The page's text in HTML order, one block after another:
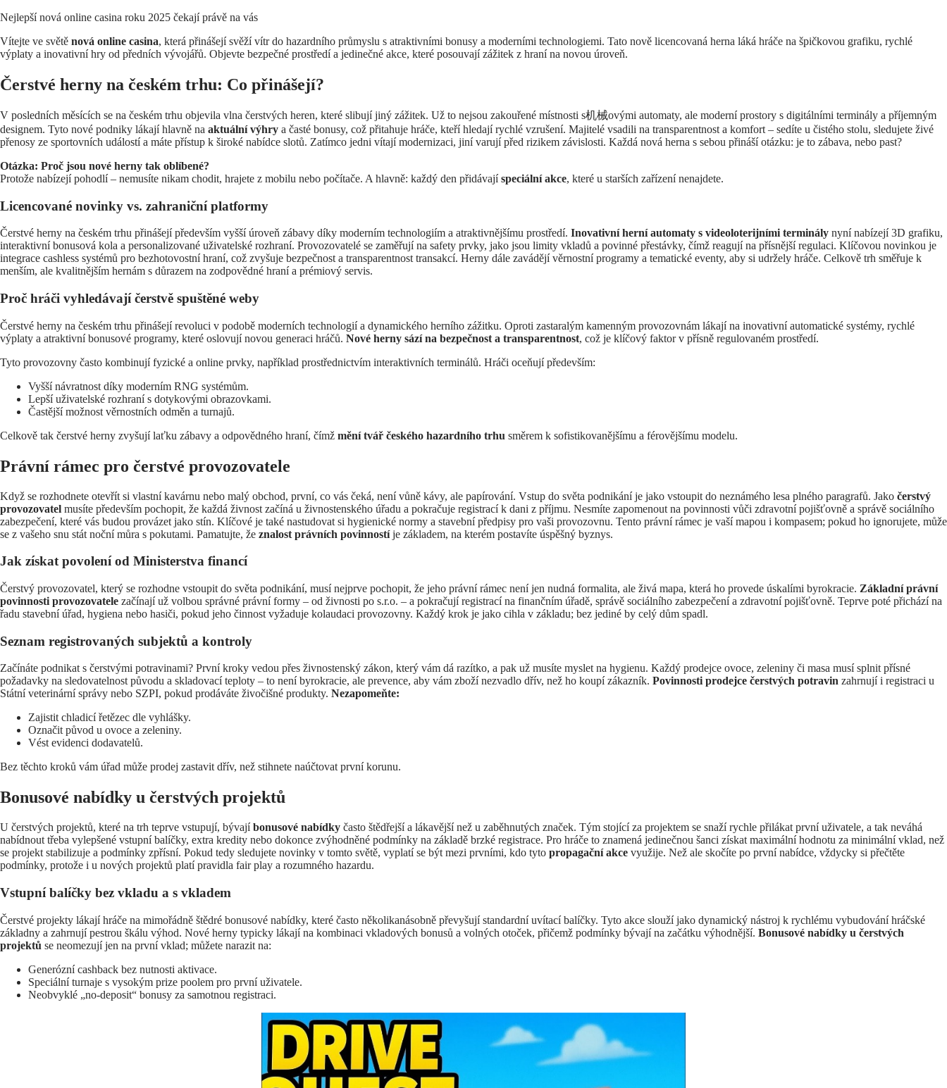
Nejlepší nová online casina roku 2025 čekají právě na vás
Vítejte ve světě nová online casina, která přinášejí svěží vítr do hazardního průmyslu s atraktivními bonusy a moderními technologiemi. Tato nově licencovaná herna láká hráče na špičkovou grafiku, rychlé
výplaty a inovativní hry od předních vývojářů. Objevte bezpečné prostředí a jedinečné akce, které posouvají zážitek z hraní na novou úroveň.
Čerstvé herny na českém trhu: Co přinášejí?
V posledních měsících se na českém trhu objevila vlna čerstvých heren, které slibují jiný zážitek. Už to nejsou zakouřené místnosti s机械ovými automaty, ale moderní prostory s digitálními terminály a příjemným
designem. Tyto nové podniky lákají hlavně na aktuální výhry a časté bonusy, což přitahuje hráče, kteří hledají rychlé vzrušení. Majitelé vsadili na transparentnost a komfort – sedíte u čistého stolu, sledujete živé
přenosy ze sportovních událostí a máte přístup k široké nabídce slotů. Zatímco jedni vítají modernizaci, jiní varují před rizikem závislosti. Každá nová herna s sebou přináší otázku: je to zábava, nebo past?
Otázka: Proč jsou nové herny tak oblíbené?
Protože nabízejí pohodlí – nemusíte nikam chodit, hrajete z mobilu nebo počítače. A hlavně: každý den přidávajíspeciální akce, které u starších zařízení nenajdete.
Licencované novinky vs. zahraniční platformy
Čerstvé herny na českém trhu přinášejí především vyšší úroveň zábavy díky moderním technologiím a atraktivnějšímu prostředí. Inovativní herní automaty s videoloterijními terminály nyní nabízejí 3D grafiku,
interaktivní bonusová kola a personalizované uživatelské rozhraní. Provozovatelé se zaměřují na safety prvky, jako jsou limity vkladů a povinné přestávky, čímž reagují na přísnější regulaci. Klíčovou novinkou je
integrace cashless systémů pro bezhotovostní hraní, což zvyšuje bezpečnost a transparentnost transakcí. Herny dále zavádějí věrnostní programy a tematické eventy, aby si udržely hráče. Celkově trh směřuje k
menším, ale kvalitnějším hernám s důrazem na zodpovědné hraní a prémiový servis.
Proč hráči vyhledávají čerstvě spuštěné weby
Čerstvé herny na českém trhu přinášejí revoluci v podobě moderních technologií a dynamického herního zážitku. Oproti zastaralým kamenným provozovnám lákají na inovativní automatické systémy, rychlé
výplaty a atraktivní bonusové programy, které oslovují novou generaci hráčů. Nové herny sází na bezpečnost a transparentnost, což je klíčový faktor v přísně regulovaném prostředí.
Tyto provozovny často kombinují fyzické a online prvky, například prostřednictvím interaktivních terminálů. Hráči oceňují především:
Vyšší návratnost díky moderním RNG systémům.
Lepší uživatelské rozhraní s dotykovými obrazovkami.
Častější možnost věrnostních odměn a turnajů.
Celkově tak čerstvé herny zvyšují laťku zábavy a odpovědného hraní, čímž mění tvář českého hazardního trhu směrem k sofistikovanějšímu a férovějšímu modelu.
Právní rámec pro čerstvé provozovatele
Když se rozhodnete otevřít si vlastní kavárnu nebo malý obchod, první, co vás čeká, není vůně kávy, ale papírování. Vstup do světa podnikání je jako vstoupit do neznámého lesa plného paragrafů. Jako čerstvý
provozovatel musíte především pochopit, že každá živnost začíná u živnostenského úřadu a pokračuje registrací k dani z příjmu. Nesmíte zapomenout na povinnosti vůči zdravotní pojišťovně a správě sociálního
zabezpečení, které vás budou provázet jako stín. Klíčové je také nastudovat si hygienické normy a stavební předpisy pro vaši provozovnu. Tento právní rámec je vaší mapou i kompasem; pokud ho ignorujete, může
se z vašeho snu stát noční můra s pokutami. Pamatujte, že znalost právních povinnostíje základem, na kterém postavíte úspěšný byznys.
Jak získat povolení od Ministerstva financí
Čerstvý provozovatel, který se rozhodne vstoupit do světa podnikání, musí nejprve pochopit, že jeho právní rámec není jen nudná formalita, ale živá mapa, která ho provede úskalími byrokracie. Základní právní
povinnosti provozovatele začínají už volbou správné právní formy – od živnosti po s.r.o. – a pokračují registrací na finančním úřadě, správě sociálního zabezpečení a zdravotní pojišťovně. Teprve poté přichází na
řadu stavební úřad, hygiena nebo hasiči, pokud jeho činnost vyžaduje kolaudaci provozovny. Každý krok je jako cihla v základu; bez jediné by celý dům spadl.
Seznam registrovaných subjektů a kontroly
Začínáte podnikat s čerstvými potravinami? První kroky vedou přes živnostenský zákon, který vám dá razítko, a pak už musíte myslet na hygienu. Každý prodejce ovoce, zeleniny či masa musí splnit přísné
požadavky na sledovatelnost původu a skladovací teploty – to není byrokracie, ale prevence, aby vám zboží nezvadlo dřív, než ho koupí zákazník. Povinnosti prodejce čerstvých potravin zahrnují i registraci u
Státní veterinární správy nebo SZPI, pokud prodáváte živočišné produkty. Nezapomeňte:
Zajistit chladicí řetězec dle vyhlášky.
Označit původ u ovoce a zeleniny.
Vést evidenci dodavatelů.
Bez těchto kroků vám úřad může prodej zastavit dřív, než stihnete naúčtovat první korunu.
Bonusové nabídky u čerstvých projektů
U čerstvých projektů, které na trh teprve vstupují, bývajíbonusové nabídky často štědřejší a lákavější než u zaběhnutých značek. Tým stojící za projektem se snaží rychle přilákat první uživatele, a tak neváhá
nabídnout třeba vylepšené vstupní balíčky, extra kredity nebo dokonce zvýhodněné podmínky na základě brzké registrace. Pro hráče to znamená jedinečnou šanci získat maximální hodnotu za minimální vklad, než
se projekt stabilizuje a podmínky zpřísní. Pokud tedy sledujete novinky v tomto světě, vyplatí se být mezi prvními, kdo tyto propagační akce využije. Než ale skočíte po první nabídce, vždycky si přečtěte
podmínky, protože i u nových projektů platí pravidla fair play a rozumného hazardu.
Vstupní balíčky bez vkladu a s vkladem
Čerstvé projekty lákají hráče na mimořádně štědré bonusové nabídky, které často několikanásobně převyšují standardní uvítací balíčky. Tyto akce slouží jako dynamický nástroj k rychlému vybudování hráčské
základny a zahrnují pestrou škálu výhod. Nové herny typicky lákají na kombinaci vkladových bonusů a volných otoček, přičemž podmínky bývají na začátku výhodnější. Bonusové nabídky u čerstvých
projektů se neomezují jen na první vklad; můžete narazit na:
Generózní cashback bez nutnosti aktivace.
Speciální turnaje s vysokým prize poolem pro první uživatele.
Neobvyklé „no-deposit“ bonusy za samotnou registraci.